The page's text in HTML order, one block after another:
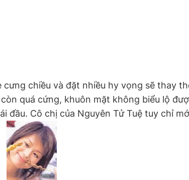
chiều và đặt nhiều hy vọng sẽ thay
quá cứng, khuôn mặt không biểu lộ
Cô chị của Nguyên Tử Tuệ tuy chỉ